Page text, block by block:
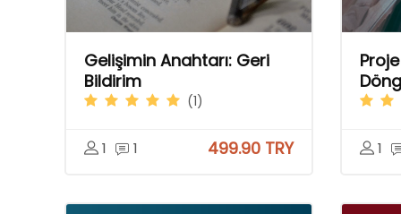
Gelişimin Anahtarı: Geri
Bildirim
(1)
1 1 499.90 TRY 1